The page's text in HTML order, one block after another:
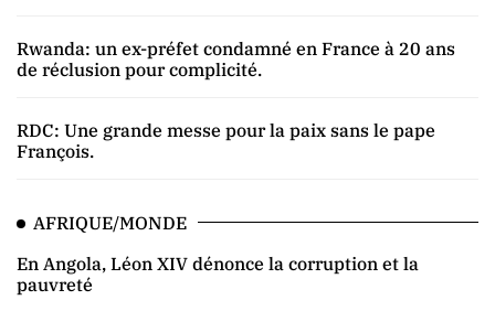
Rwanda: un ex-préfet condamné en France à 20 ans
de réclusion pour complicité.
RDC: Une grande messe pour la paix sans le pape
François.
AFRIQUE/MONDE
En Angola, Léon XIV dénonce la corruption et la
pauvreté